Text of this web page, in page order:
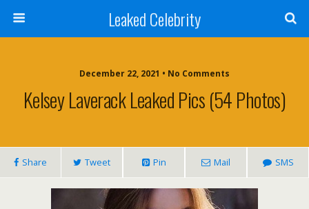
Leaked Celebrity
December 22, 2021 • No Comments
Kelsey Laverack Leaked Pics (54 Photos)
Share Tweet Pin Mail SMS